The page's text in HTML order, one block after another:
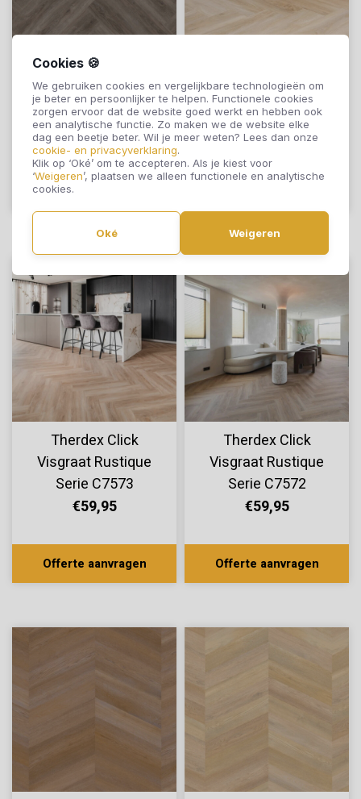
Cookies 🍪
We gebruiken cookies en vergelijkbare technologieën om
je beter en persoonlijker te helpen. Functionele cookies
zorgen ervoor dat de website goed werkt en hebben ook
een analytische functie. Zo maken we de website elke
dag een beetje beter. Wil je meer weten? Lees dan onze
cookie- en privacyverklaring.
Klik op ‘Oké’ om te accepteren. Als je kiest voor
‘Weigeren’, plaatsen we alleen functionele en analytische
cookies.
Oké Weigeren
Therdex Click
Visgraat Rustique
Serie C7575
€59,95
Offerte aanvragen
Visgraat Rustique
Serie C7574
€59,95
Therdex Click
Visgraat Rustique
Serie C7573
€59,95
Offerte aanvragen
Therdex Click
Visgraat Rustique
Serie C7572
€59,95
Offerte aanvragen